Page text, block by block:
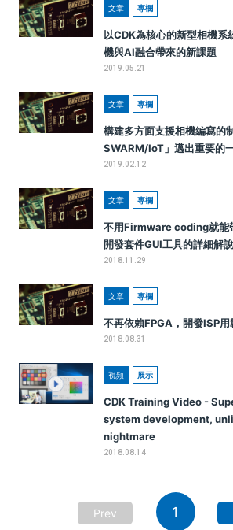
文章 專欄
以CDK為核心的新型相機系
機與AI融合帶來的新課題
2019.05.21
文章 專欄
構建多方面支援相機編寫的
SWARM/IoT」邁出重要的
2019.02.12
文章 專欄
不用Firmware coding就能
開發套件GUI工具的詳細解說
2018.11.29
文章 專欄
不再依賴FPGA，開發ISP
2018.08.31
視頻 展示
CDK Training Video -
system development,
nightmare
2018.08.14
Prev 1